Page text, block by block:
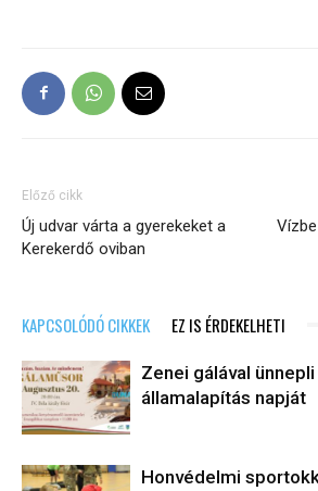
Előző cikk
Új udvar várta a gyerekeket a
Kerekerdő oviban
KAPCSOLÓDÓ CIKKEK EZ IS ÉRDEKELHETI
Zenei gálával
államalapítás napját
Honvédelmi